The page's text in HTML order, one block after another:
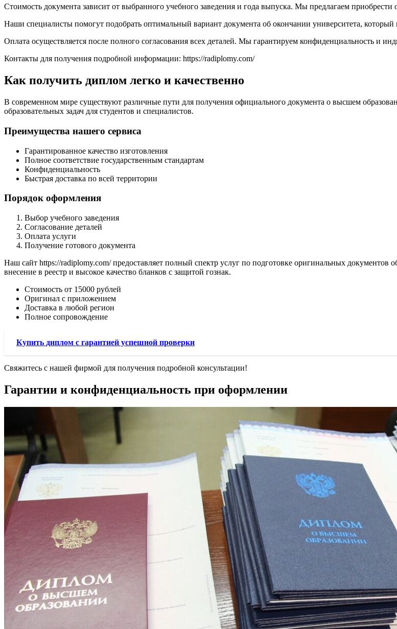
Стоимость документа зависит от выбранного учебного заведения и года выпуска. Мы предлагаем
Наши специалисты помогут подобрать оптимальный вариант документа об окончании университета,
Оплата осуществляется после полного согласования всех деталей. Мы гарантируем конфиденциальность и
Контакты для получения подробной информации: https://radiplomy.com/
Как получить диплом легко и качественно
В современном мире существуют различные пути для получения официального документа о высшем
образовательных задач для студентов и специалистов.
Преимущества нашего сервиса
Гарантированное качество изготовления
Полное соответствие государственным стандартам
Конфиденциальность
Быстрая доставка по всей территории
Порядок оформления
Выбор учебного заведения
Согласование деталей
Оплата услуги
Получение готового документа
Наш сайт https://radiplomy.com/ предоставляет полный спектр услуг по подготовке оригинальных
внесение в реестр и высокое качество бланков с защитой гознак.
Стоимость от 15000 рублей
Оригинал с приложением
Доставка в любой регион
Полное сопровождение
Купить диплом с гарантией успешной проверки
Свяжитесь с нашей фирмой для получения подробной консультации!
Гарантии и конфиденциальность при оформлении